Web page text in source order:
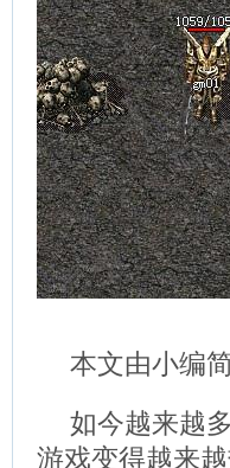
本文由小编
如今越来越
游戏变得越来